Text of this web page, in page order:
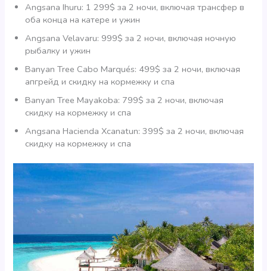
Angsana Ihuru: 1 299$ за 2 ночи, включая трансфер в
оба конца на катере и ужин
Angsana Velavaru: 999$ за 2 ночи, включая ночную
рыбалку и ужин
Banyan Tree Cabo Marqués: 499$ за 2 ночи, включая
апгрейд и скидку на кормежку и спа
Banyan Tree Mayakoba: 799$ за 2 ночи, включая
скидку на кормежку и спа
Angsana Hacienda Xcanatun: 399$ за 2 ночи, включая
скидку на кормежку и спа